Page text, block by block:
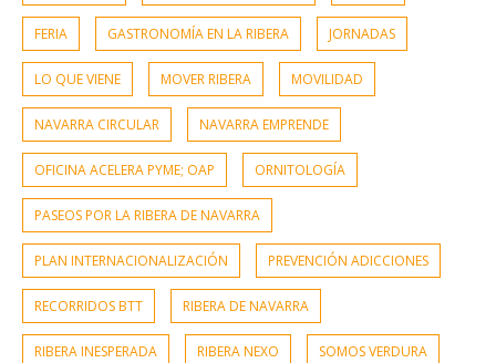
FERIA GASTRONOMÍA EN LA RIBERA JORNADAS
LO QUE VIENE MOVER RIBERA MOVILIDAD
NAVARRA CIRCULAR NAVARRA EMPRENDE
OFICINA ACELERA PYME; OAP ORNITOLOGÍA
PASEOS POR LA RIBERA DE NAVARRA
PLAN INTERNACIONALIZACIÓN PREVENCIÓN ADICCIONES
RECORRIDOS BTT RIBERA DE NAVARRA
RIBERA INESPERADA RIBERA NEXO SOMOS VERDURA